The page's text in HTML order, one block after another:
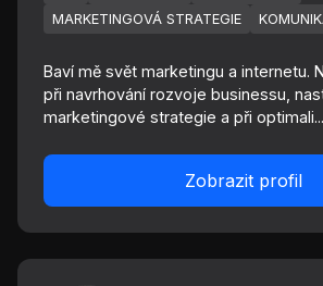
MARKETINGOVÁ STRATEGIE
Baví mě svět marketingu a internetu.
při navrhování rozvoje businessu,
marketingové strategie a při optimali...
Zobrazit profil